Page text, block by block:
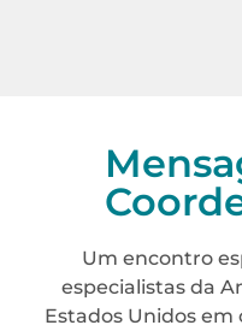
Um encontro
especialistas da
Estados Unidos em